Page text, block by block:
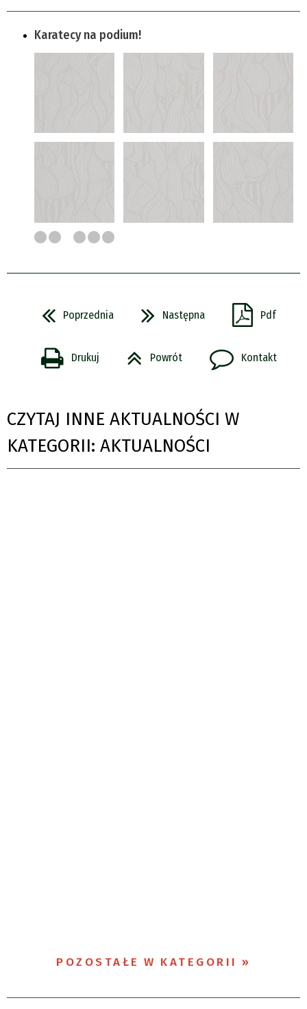
Karatecy na podium!
Poprzednia Następna Pdf
Drukuj Powrót Kontakt
CZYTAJ INNE AKTUALNOŚCI W
KATEGORII: AKTUALNOŚCI
POZOSTAŁE W KATEGORII